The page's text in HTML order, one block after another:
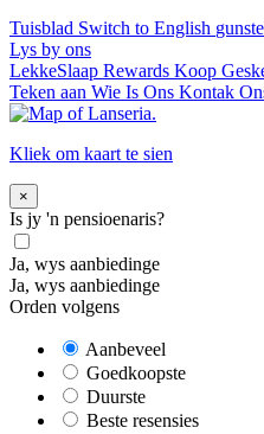
Tuisblad Switch to English
Lys by ons
LekkeSlaap Rewards Koop
Teken aan Wie Is Ons Kontak
Kliek om kaart te sien
×
Is jy 'n pensioenaris?
Ja, wys aanbiedinge
Ja, wys aanbiedinge
Orden volgens
Aanbeveel
Goedkoopste
Duurste
Beste resensies